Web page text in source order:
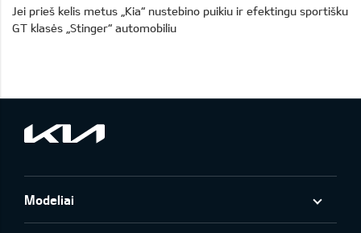
Jei prieš kelis metus „Kia“ nustebino puikiu ir efektingu sportišku
GT klasės „Stinger“ automobiliu
Modeliai